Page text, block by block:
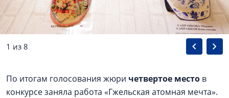
1 из 8
По итогам голосования жюри четвертое место в
конкурсе заняла работа «Гжельская атомная мечта».